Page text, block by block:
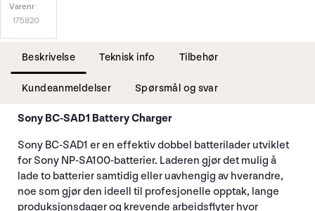
Varenr
175820
Beskrivelse Teknisk info Tilbehør
Kundeanmeldelser Spørsmål og svar
Sony BC-SAD1 Battery Charger
Sony BC-SAD1 er en effektiv dobbel batterilader utviklet
for Sony NP-SA100-batterier. Laderen gjør det mulig å
lade to batterier samtidig eller uavhengig av hverandre,
noe som gjør den ideell til profesjonelle opptak, lange
produksjonsdager og krevende arbeidsflyter hvor